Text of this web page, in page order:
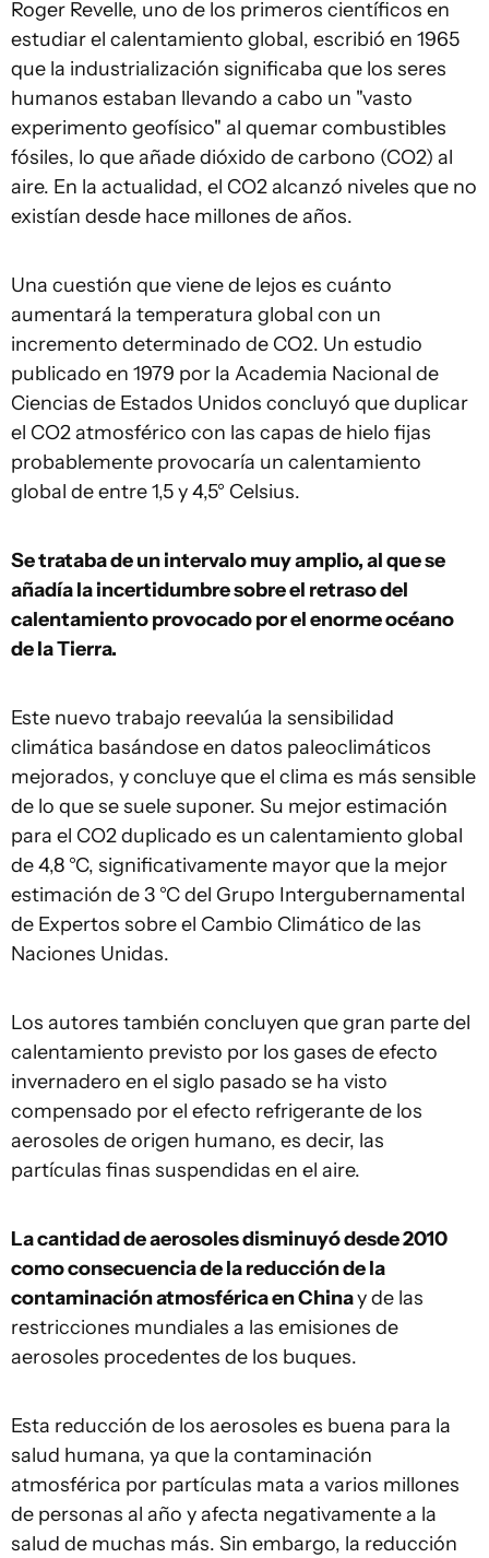
Roger Revelle, uno de los primeros científicos en
estudiar el calentamiento global, escribió en 1965
que la industrialización significaba que los seres
humanos estaban llevando a cabo un "vasto
experimento geofísico" al quemar combustibles
fósiles, lo que añade dióxido de carbono (CO2) al
aire. En la actualidad, el CO2 alcanzó niveles que no
existían desde hace millones de años.
Una cuestión que viene de lejos es cuánto
aumentará la temperatura global con un
incremento determinado de CO2. Un estudio
publicado en 1979 por la Academia Nacional de
Ciencias de Estados Unidos concluyó que duplicar
el CO2 atmosférico con las capas de hielo fijas
probablemente provocaría un calentamiento
global de entre 1,5 y 4,5° Celsius.
Se trataba de un intervalo muy amplio, al que se
añadía la incertidumbre sobre el retraso del
calentamiento provocado por el enorme océano
de la Tierra.
Este nuevo trabajo reevalúa la sensibilidad
climática basándose en datos paleoclimáticos
mejorados, y concluye que el clima es más sensible
de lo que se suele suponer. Su mejor estimación
para el CO2 duplicado es un calentamiento global
de 4,8 °C, significativamente mayor que la mejor
estimación de 3 °C del Grupo Intergubernamental
de Expertos sobre el Cambio Climático de las
Naciones Unidas.
Los autores también concluyen que gran parte del
calentamiento previsto por los gases de efecto
invernadero en el siglo pasado se ha visto
compensado por el efecto refrigerante de los
aerosoles de origen humano, es decir, las
partículas finas suspendidas en el aire.
La cantidad de aerosoles disminuyó desde 2010
como consecuencia de la reducción de la
contaminación atmosférica en Chinay de las
restricciones mundiales a las emisiones de
aerosoles procedentes de los buques.
Esta reducción de los aerosoles es buena para la
salud humana, ya que la contaminación
atmosférica por partículas mata a varios millones
de personas al año y afecta negativamente a la
salud de muchas más. Sin embargo, la reducción